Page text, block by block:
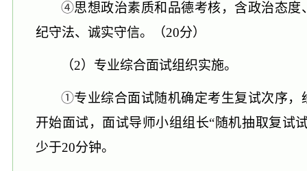
④思想政治素质和品德考核，含政治态
纪守法、诚实守信。（20分）
（2）专业综合面试组织实施。
①专业综合面试随机确定考生复试次序，
开始面试，面试导师小组组长“随机抽取复试
少于20分钟。